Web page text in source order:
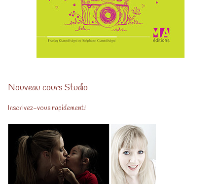
Nouveau cours Studio
Inscrivez-vous rapidement!